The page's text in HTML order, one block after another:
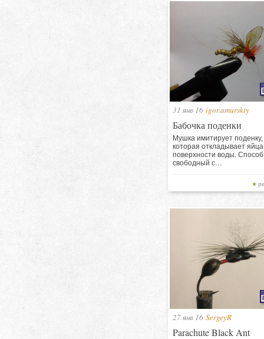
31 янв 16 igor.amurskiy
Бабочка поденки
Мушка имитирует поденку,
которая откладывает
поверхности воды.
свободный с…
27 янв 16 SergeyR
Parachute Black Ant